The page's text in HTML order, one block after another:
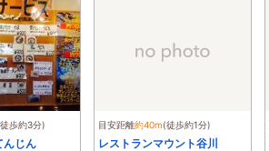
歩約3分)
んじん
目安距離約40m(徒歩約1分)
レストランマウント谷川